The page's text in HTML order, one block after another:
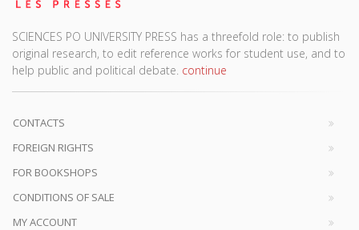
SCIENCES PO UNIVERSITY PRESS has a threefold role: to publish
original research, to edit reference works for student use, and to
help public and political debate. continue
CONTACTS
FOREIGN RIGHTS
FOR BOOKSHOPS
CONDITIONS OF SALE
MY ACCOUNT